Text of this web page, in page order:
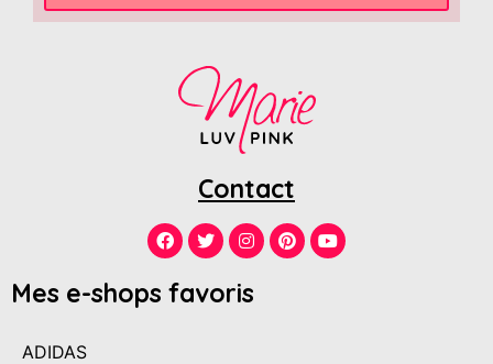
Contact
Mes e-shops favoris
ADIDAS